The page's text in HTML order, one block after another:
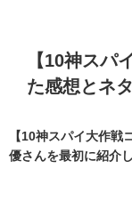
【10神スパ
た感想とネ
【10神スパイ大作戦
優さんを最初に紹介し